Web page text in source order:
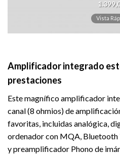
Vista
Amplificador integrado
prestaciones
Este magnífico amplificador
canal (8 ohmios) de
favoritas, incluidas analógica,
ordenador con MQA,
y preamplificador Phono de